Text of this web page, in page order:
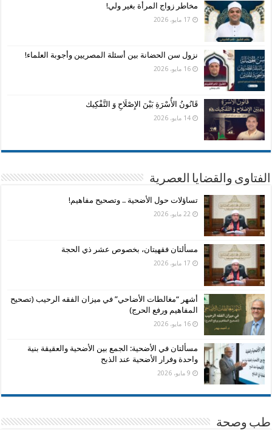
مخاطر زواج المرأة بغير ولي!
17 مايو، 2026
نزول سن الحضانة بين أسئلة المصريين وأجوبة العلماء!
16 مايو، 2026
قَانُونُ الأُسْرَةِ بَيْنَ الإِصْلَاحِ وَ التَّفْكِيك
14 مايو، 2026
الفتاوى والقضايا العصرية
تساؤلات حول الأضحية .. وتصحيح مفاهيم!
22 مايو، 2026
مسألتان فقهيتان، بخصوص عشر ذي الحجة
17 مايو، 2026
أشهر “مغالطات الأضاحي” في ميزان الفقه الرحيب (تصحيح
المفاهيم ورفع الحرج)
16 مايو، 2026
مسألتان في الأضحية: الجمع بين الأضحية والعقيقة بنية
واحدة وفرار الأضحية عند الذبح
9 مايو، 2026
طب وصحة